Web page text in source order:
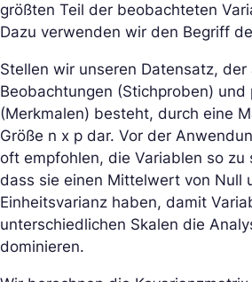
größten Teil der beobachteten
Dazu verwenden wir den Begriff
Stellen wir unseren Datensatz, der
Beobachtungen (Stichproben) und
(Merkmalen) besteht, durch eine
Größe n x p dar. Vor der
oft empfohlen, die Variablen so zu
dass sie einen Mittelwert von Null
Einheitsvarianz haben, damit
unterschiedlichen Skalen die
dominieren.